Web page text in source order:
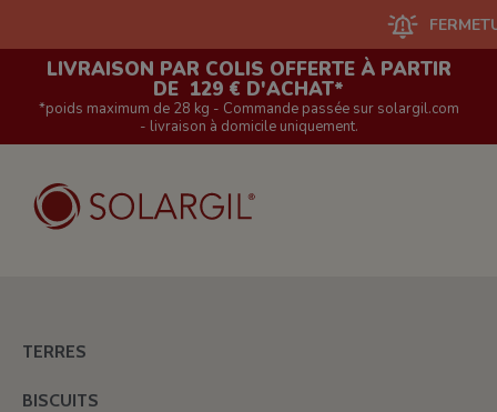
FERMETURE
LIVRAISON PAR COLIS OFFERTE À PARTIR
DE 129 € D'ACHAT*
*poids maximum de 28 kg - Commande passée sur solargil.com
- livraison à domicile uniquement.
TERRES
BISCUITS